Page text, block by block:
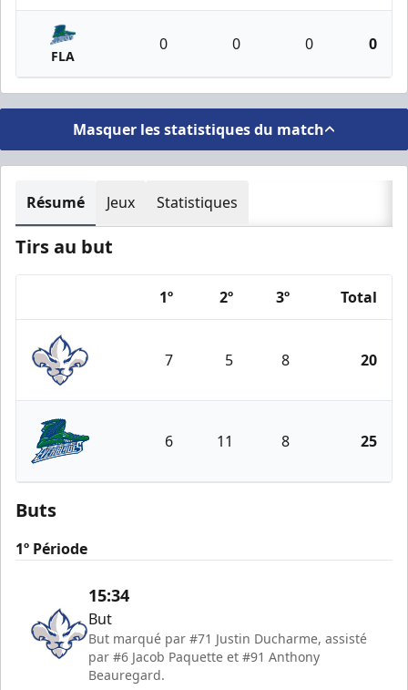
FLA
0 0 0 0
Masquer les statistiques du match
Résumé Jeux Statistiques
Tirs au but
1º 2º 3º Total
Trois-Rivières Lions
7 5 8 20
Florida Everblades
6 11 8 25
Buts
1º Période
15:34
But
But marqué par #71 Justin Ducharme, assisté
par #6 Jacob Paquette et #91 Anthony
Beauregard.